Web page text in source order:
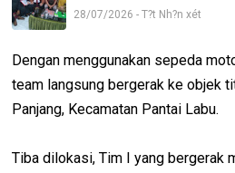
28/07/2026 - T?t Nh?n xét
Dengan menggunakan sepeda
team langsung bergerak ke objek
Panjang, Kecamatan Pantai Labu.
Tiba dilokasi, Tim I yang bergerak